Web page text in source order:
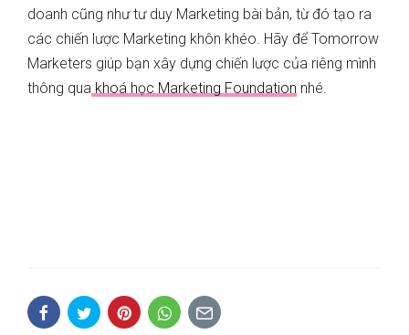
doanh cũng như tư duy Marketing bài bản, từ đó tạo ra
các chiến lược Marketing khôn khéo. Hãy để Tomorrow
Marketers giúp bạn xây dựng chiến lược của riêng mình
thông qua khoá học Marketing Foundation nhé.